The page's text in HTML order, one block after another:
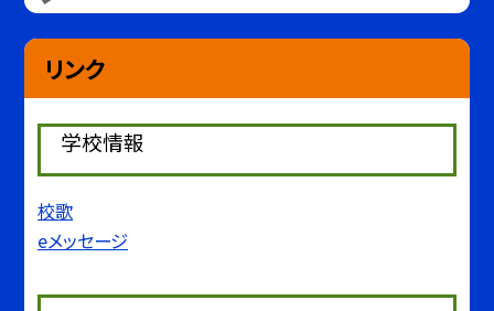
リンク
学校情報
校歌
eメッセージ